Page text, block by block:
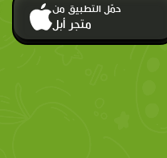
حمّل التطبيق من
متجر أبل